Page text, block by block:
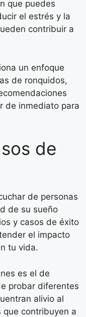
que puedes
el estrés y la
contribuir a
un enfoque
de ronquidos,
de inmediato para
de
de personas
de su sueño
y casos de éxito
el impacto
tu vida.
es el de
probar diferentes
alivio al
contribuyen a